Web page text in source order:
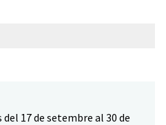
17 de setembre al 30 de